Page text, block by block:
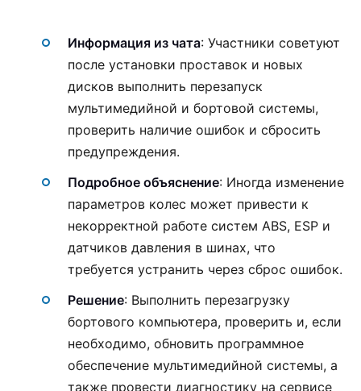
Информация из чата: Участники советуют
после установки проставок и новых
дисков выполнить перезапуск
мультимедийной и бортовой системы,
проверить наличие ошибок и сбросить
предупреждения.
Подробное объяснение: Иногда изменение
параметров колес может привести к
некорректной работе систем ABS, ESP и
датчиков давления в шинах, что
требуется устранить через сброс ошибок.
Решение: Выполнить перезагрузку
бортового компьютера, проверить и, если
необходимо, обновить программное
обеспечение мультимедийной системы, а
также провести диагностику на сервисе